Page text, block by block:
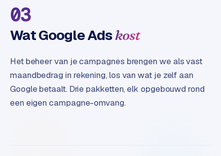
a
i
m
l
t
s
03
Wat Google Adskost
Het beheer van je campagnes brengen we als vast
maandbedrag in rekening, los van wat je zelf aan
Google betaalt. Drie pakketten, elk opgebouwd rond
een eigen campagne-omvang.